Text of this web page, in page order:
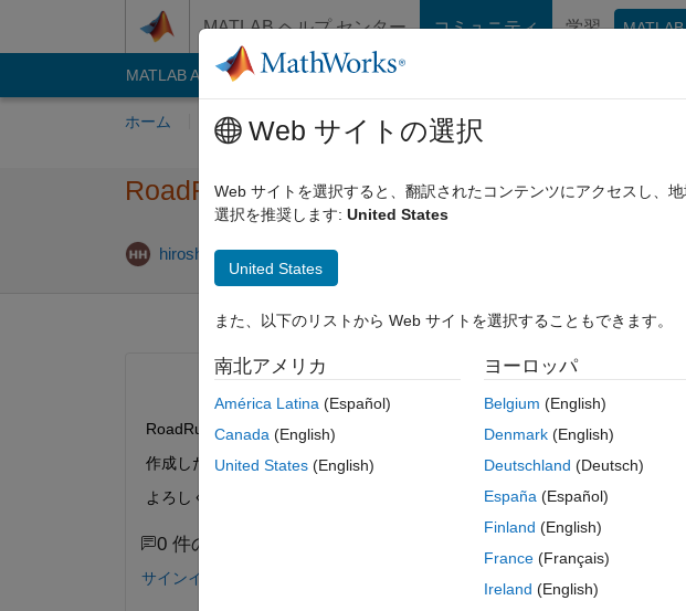
MATLAB ヘルプ センター コミュニティ 学習
MATLAB Answers File Exchange
ホーム 質問する 回答 閲覧 MATLAB に関する FAQ
RoadRunnerでのオリジナル道路作成方法
hiroshiii 2024 5 月 2 1 回答
RoadRunnerでオリジナルの道路を作成してOpenDRIVEにて出力したいと考
作成したい道路の中心軌跡座標（x,y,z）のデータをインポートして道路レー
よろしくお願いいたします。
0 件のコメント
サインインしてコメントする。
Web サイトの選択
Web サイトを選択すると、翻訳されたコンテンツにアクセスし、
選択を推奨します: United States
United States
また、以下のリストから Web サイトを選択することもできます。
南北アメリカ
América Latina (Español)
Canada (English)
United States (English)
ヨーロッパ
Belgium (English)
Denmark (English)
Deutschland (Deutsch)
España (Español)
Finland (English)
France (Français)
Ireland (English)